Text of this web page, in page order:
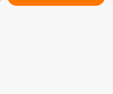
des États-Unis, de